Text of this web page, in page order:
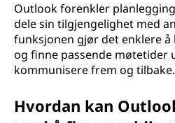
Outlook forenkler
dele sin tilgjengelighet med
funksjonen gjør det enklere
og finne passende møtetider
kommunisere frem og tilbake.
Hvordan kan